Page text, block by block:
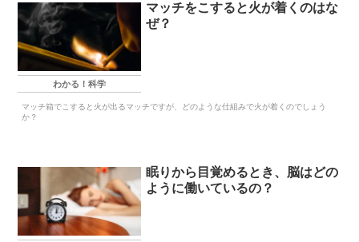
わかる！科学
マッチをこすると火が着くのはな
ぜ？
マッチ箱でこすると火が出るマッチですが、どのような仕組みで火が着くのでしょう
か？
眠りから目覚めるとき、脳はどの
ように働いているの？